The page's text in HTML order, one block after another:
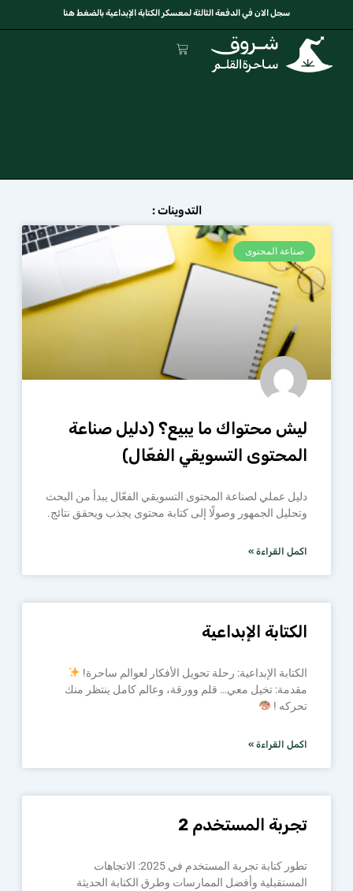
إلى
المحتوى
سجل الان في الدفعة الثالثة لمعسكر الكتابة الإبداعية بالضغط هنا
Cart
التدوينات :
صناعة المحتوى
ليش محتواك ما يبيع؟ (دليل صناعة
المحتوى التسويقي الفعّال)
دليل عملي لصناعة المحتوى التسويقي الفعّال يبدأ من البحث
وتحليل الجمهور وصولًا إلى كتابة محتوى يجذب ويحقق نتائج.
اكمل القراءة »
الكتابة الإبداعية
الكتابة الإبداعية: رحلة تحويل الأفكار لعوالم ساحرة!
مقدمة: تخيل معي… قلم وورقة، وعالم كامل ينتظر منك
تحركه !
اكمل القراءة »
تجربة المستخدم 2
تطور كتابة تجربة المستخدم في 2025: الاتجاهات
المستقبلية وأفضل الممارسات وطرق الكتابة الحديثة